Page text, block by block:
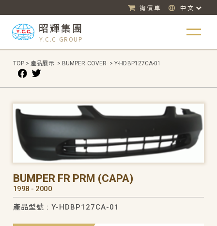
詢價車 中文
昭輝集團
Y.C.C GROUP
TOP > 產品展示 > BUMPER COVER > Y-HDBP127CA-01
BUMPER FR PRM (CAPA)
1998 - 2000
產品型號 : Y-HDBP127CA-01